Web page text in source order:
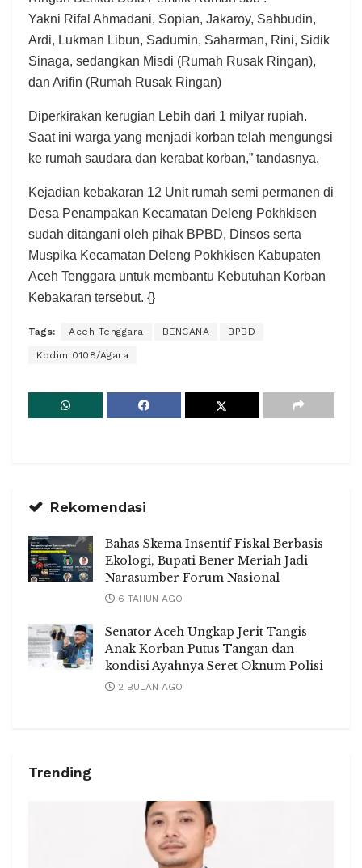
Yakni Rifal Ahmadani, Sopian, Jakaroy, Sahbudin,
Ardi, Lukman Libun, Sadumin, Saharman, Rini, Sidik
Sinaga, sedangkan Misdi (Rumah Rusak Ringan),
dan Arifin (Rumah Rusak Ringan)
Diperkirakan kerugian Lebih dari 1 milyar rupiah.
Saat ini warga yang menjadi korban telah mengungsi
ke rumah saudara dan kerabat korban,” tandasnya.
Kejadian kebakaran 12 Unit rumah semi permanen di
Desa Penampakan Kecamatan Deleng Pokhkisen
sudah ditangani oleh pihak BPBD, Dinsos serta
Muspika Kecamatan Deleng Pokhkisen Kabupaten
Aceh Tenggara untuk membantu Kebutuhan Korban
Kebakaran tersebut. {}
Tags: Aceh Tenggara BENCANA BPBD
Kodim 0108/Agara
Rekomendasi
Bahas Skema Insentif Fiskal Berbasis
Ekologi, Bupati Bener Meriah Jadi
Narasumber Forum Nasional
6 TAHUN AGO
Senator Aceh Ungkap Jerit Tangis
Anak Korban Putus Tangan dan
kondisi Ayahnya Seret Oknum Polisi
2 BULAN AGO
Trending